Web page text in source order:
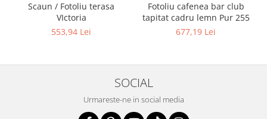
Scaun / Fotoliu terasa
VIctoria
553,94 Lei
Fotoliu cafenea bar club
tapitat cadru lemn Pur 255
677,19 Lei
SOCIAL
Urmareste-ne in social media